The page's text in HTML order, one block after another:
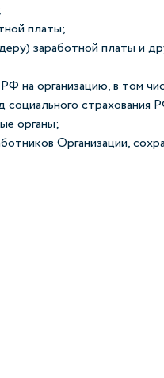
платы;
заработной платы и
на организацию, в том
страхования
органы;
Организации,